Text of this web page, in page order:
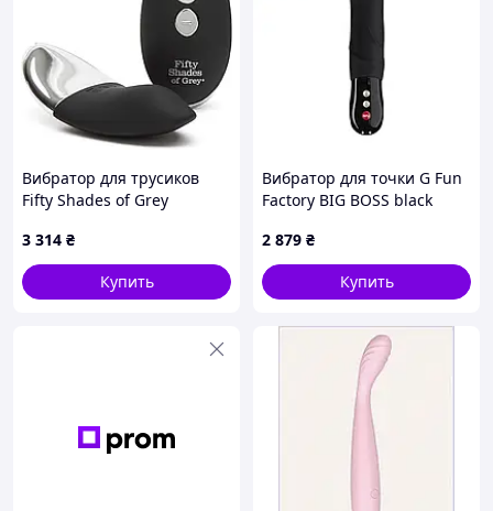
Вибратор для трусиков
Fifty Shades of Grey
Полная длина - 9,3 см ,6
вибро режимов
3 314 ₴
Купить
Вибратор для точки G Fun
Factory BIG BOSS black
2 879 ₴
Купить